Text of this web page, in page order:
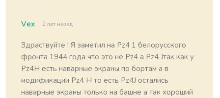
Vex 2 лет назад
Здраствуйте ! Я заметил на Pz4 1 белорусского
фронта 1944 года что это не Pz4 а Pz4 Jтак как у
Pz4H есть наварные экраны по бортам а в
модификации Pz4 H то есть Pz4J остались
наварные экраны только на башне а так хороший